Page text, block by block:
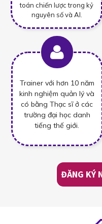
ĐĂNG KÝ
Trainer với hơn 10 năm
kinh nghiệm quản lý và
có bằng Thạc sĩ ở các
trường đại học danh
tiếng thế giới.
toán chiến lược trong kỷ
nguyên số và AI.